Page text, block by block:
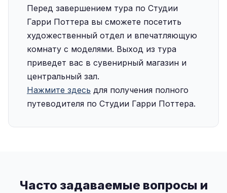
Перед завершением тура по Студии
Гарри Поттера вы сможете посетить
художественный отдел и впечатляющую
комнату с моделями. Выход из тура
приведет вас в сувенирный магазин и
центральный зал.
Нажмите здесь для получения полного
путеводителя по Студии Гарри Поттера.
Часто задаваемые вопросы и